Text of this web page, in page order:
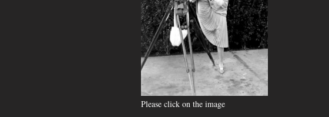
Please click on the image